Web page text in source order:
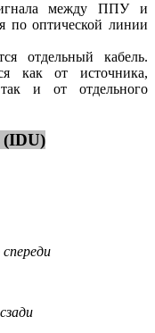
между ППУ и
по оптической линии
отдельный кабель.
как от источника,
и от отдельного
(IDU)